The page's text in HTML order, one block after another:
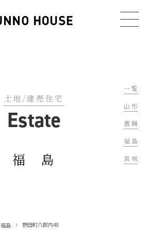
土地/建売住宅
Estate
福 島
一 覧
山 形
置 賜
福 島
宮 城
福島 野田町八郎内48